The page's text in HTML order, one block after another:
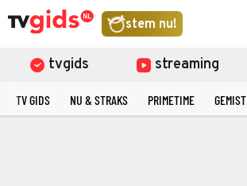
stem nu!
tvgids streaming
TV GIDS NU & STRAKS PRIMETIME GEMIST